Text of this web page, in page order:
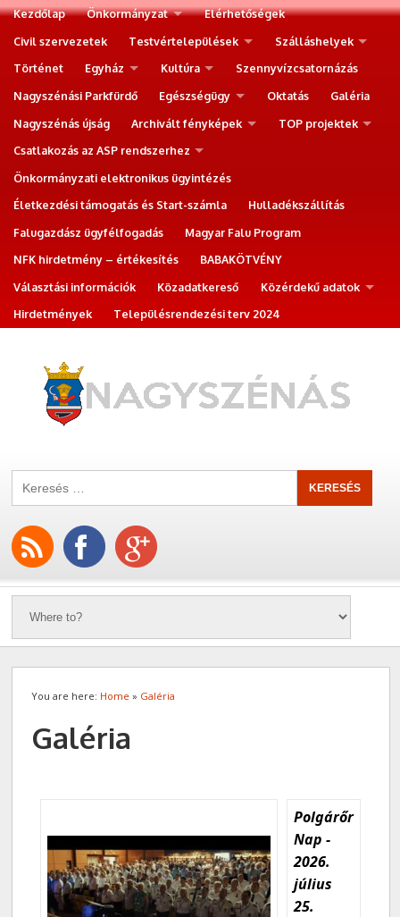
Kezdőlap Önkormányzat
Elérhetőségek
Civil szervezetek
Testvértelepülések
Szálláshelyek
Történet
Egyház Kultúra
Szennyvízcsatornázás
Nagyszénási Parkfürdő
Egészségügy Oktatás
Galéria
Nagyszénás újság
Archivált fényképek
TOP projektek
Csatlakozás az ASP rendszerhez
Önkormányzati elektronikus ügyintézés
Életkezdési támogatás és Start-számla
Hulladékszállítás
Falugazdász ügyfélfogadás
Magyar Falu Program
NFK hirdetmény – értékesítés
BABAKÖTVÉNY
Választási információk
Közadatkereső
Közérdekű adatok
Hirdetmények
Településrendezési terv 2024
You are here: Home » Galéria
Galéria
Polgárőr
Nap -
2026.
július
25.